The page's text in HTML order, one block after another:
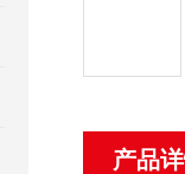
产品